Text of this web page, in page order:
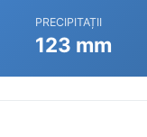
PRECIPITAȚII
123 mm